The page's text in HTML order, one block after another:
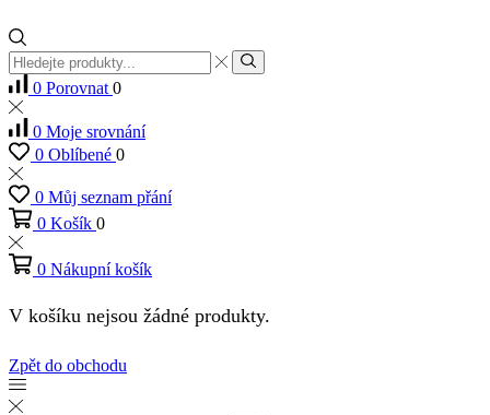
Vstup
pro
vyhledávání
Hledat
0 Porovnat 0
0 Moje srovnání
0 Oblíbené 0
0 Můj seznam přání
0 Košík 0
0 Nákupní košík
V košíku nejsou žádné produkty.
Zpět do obchodu